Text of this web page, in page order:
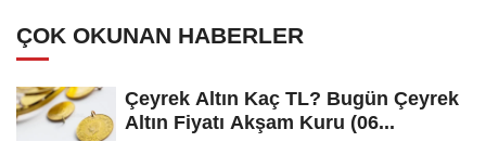
ÇOK OKUNAN HABERLER
Çeyrek Altın Kaç TL? Bugün Çeyrek
Altın Fiyatı Akşam Kuru (06...